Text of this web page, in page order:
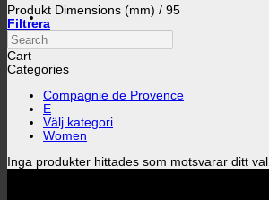
Produkt Dimensions (mm) / 95
Filtrera
Search
Cart
Categories
Compagnie de Provence
E
Välj kategori
Women
Inga produkter hittades som motsvarar ditt val.